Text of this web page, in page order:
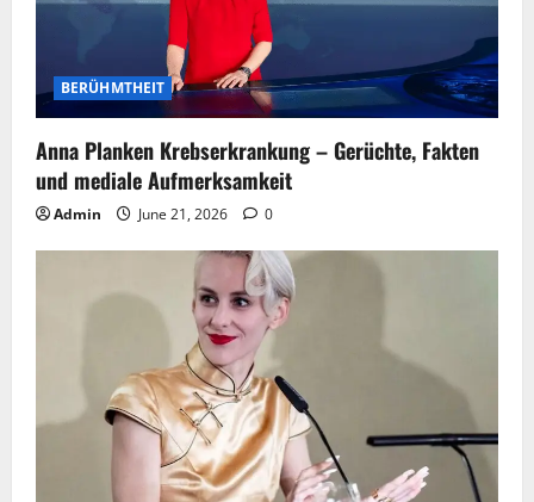
BERÜHMTHEIT
Anna Planken Krebserkrankung – Gerüchte, Fakten
und mediale Aufmerksamkeit
Admin June 21, 2026 0